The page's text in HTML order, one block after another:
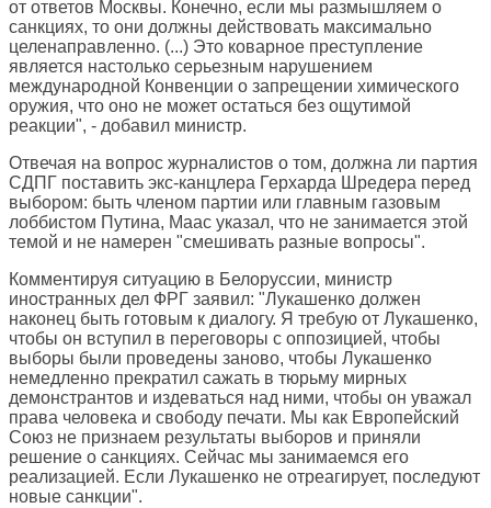
от ответов Москвы. Конечно, если мы размышляем о
санкциях, то они должны действовать максимально
целенаправленно. (...) Это коварное преступление
является настолько серьезным нарушением
международной Конвенции о запрещении химического
оружия, что оно не может остаться без ощутимой
реакции", - добавил министр.
Отвечая на вопрос журналистов о том, должна ли партия
СДПГ поставить экс-канцлера Герхарда Шредера перед
выбором: быть членом партии или главным газовым
лоббистом Путина, Маас указал, что не занимается этой
темой и не намерен "смешивать разные вопросы".
Комментируя ситуацию в Белоруссии, министр
иностранных дел ФРГ заявил: "Лукашенко должен
наконец быть готовым к диалогу. Я требую от Лукашенко,
чтобы он вступил в переговоры с оппозицией, чтобы
выборы были проведены заново, чтобы Лукашенко
немедленно прекратил сажать в тюрьму мирных
демонстрантов и издеваться над ними, чтобы он уважал
права человека и свободу печати. Мы как Европейский
Союз не признаем результаты выборов и приняли
решение о санкциях. Сейчас мы занимаемся его
реализацией. Если Лукашенко не отреагирует, последуют
новые санкции".